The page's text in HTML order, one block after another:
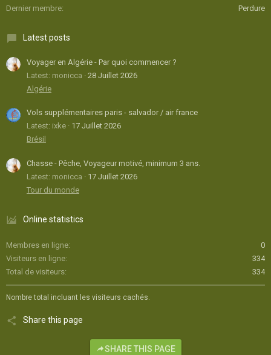
Dernier membre
Perdure
Latest posts
Voyager en Algérie - Par quoi commencer ?
Latest: monicca
28 Juillet 2026
Algérie
Vols supplémentaires paris - salvador / air france
Latest: ixke
17 Juillet 2026
Brésil
Chasse - Pêche, Voyageur motivé, minimum 3 ans.
Latest: monicca
17 Juillet 2026
Tour du monde
Online statistics
Membres en ligne
0
Visiteurs en ligne
334
Total de visiteurs
334
Nombre total incluant les visiteurs cachés.
Share this page
SHARE THIS PAGE